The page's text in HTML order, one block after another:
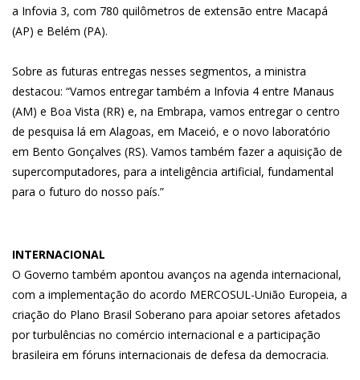
a Infovia 3, com 780 quilômetros de extensão entre Macapá
(AP) e Belém (PA).
Sobre as futuras entregas nesses segmentos, a ministra
destacou: “Vamos entregar também a Infovia 4 entre Manaus
(AM) e Boa Vista (RR) e, na Embrapa, vamos entregar o centro
de pesquisa lá em Alagoas, em Maceió, e o novo laboratório
em Bento Gonçalves (RS). Vamos também fazer a aquisição de
supercomputadores, para a inteligência artificial, fundamental
para o futuro do nosso país.”
INTERNACIONAL
O Governo também apontou avanços na agenda internacional,
com a implementação do acordo MERCOSUL-União Europeia, a
criação do Plano Brasil Soberano para apoiar setores afetados
por turbulências no comércio internacional e a participação
brasileira em fóruns internacionais de defesa da democracia.